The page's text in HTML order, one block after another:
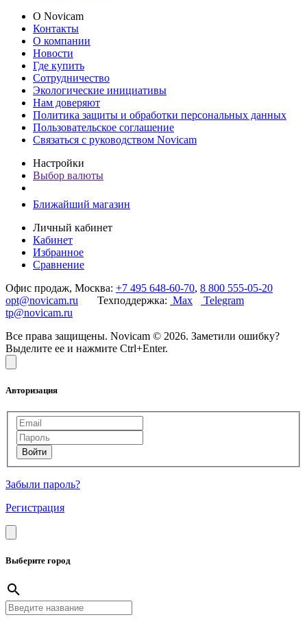
О Novicam
Контакты
О компании
Новости
Где купить
Сотрудничество
Экологические инициативы
Нам доверяют
Политика защиты и обработки персональных данных
Пользовательское соглашение
Связаться с руководством Novicam
Настройки
Выбор валюты
Ближайший магазин
Личный кабинет
Кабинет
Избранное
Сравнение
Офис продаж, Москва: +7 495 648-60-70, 8 800 555-05-20
opt@novicam.ru Техподдержка: Max
Telegram
tp@novicam.ru
Все права защищены. Novicam © 2026. Заметили ошибку?
Выделите ее и нажмите Ctrl+Enter.
Авторизация
Забыли пароль?
Регистрация
Выберите город